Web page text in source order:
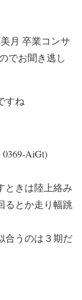
月 卒業コンサ
でお聞き逃し
すね
AiGt)
ときは陸上絡み
るとか走り幅跳
合うのは３期だ